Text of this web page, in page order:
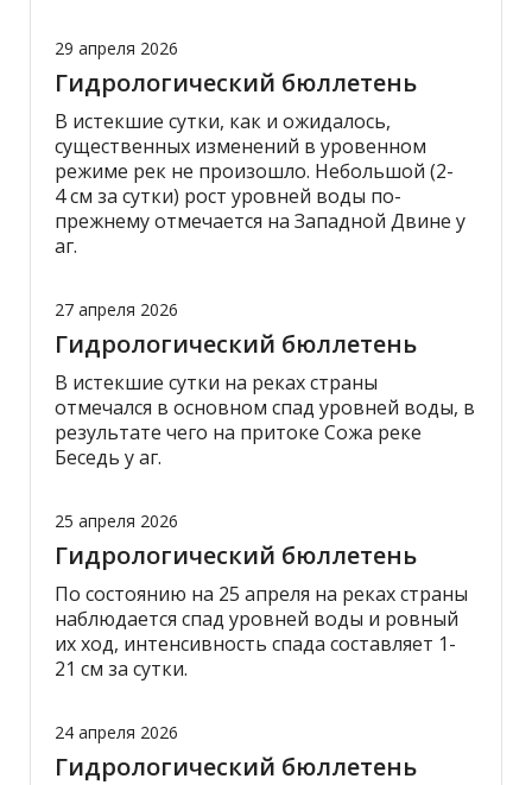
29 апреля 2026
Гидрологический бюллетень
В истекшие сутки, как и ожидалось,
существенных изменений в уровенном
режиме рек не произошло. Небольшой (2-
4 см за сутки) рост уровней воды по-
прежнему отмечается на Западной Двине у
аг.
27 апреля 2026
Гидрологический бюллетень
В истекшие сутки на реках страны
отмечался в основном спад уровней воды, в
результате чего на притоке Сожа реке
Беседь у аг.
25 апреля 2026
Гидрологический бюллетень
По состоянию на 25 апреля на реках страны
наблюдается спад уровней воды и ровный
их ход, интенсивность спада составляет 1-
21 см за сутки.
24 апреля 2026
Гидрологический бюллетень